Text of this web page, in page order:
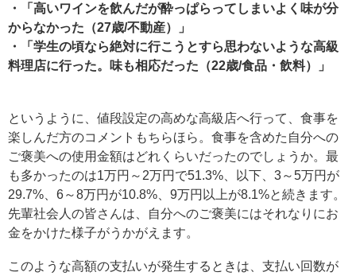
・「高いワインを飲んだが酔っぱらってしまいよく味が分
からなかった（27歳/不動産）」
・「学生の頃なら絶対に行こうとすら思わないような高級
料理店に行った。味も相応だった（22歳/食品・飲料）」
というように、値段設定の高めな高級店へ行って、食事を
楽しんだ方のコメントもちらほら。食事を含めた自分への
ご褒美への使用金額はどれくらいだったのでしょうか。最
も多かったのは1万円～2万円で51.3%、以下、3～5万円が
29.7%、6～8万円が10.8%、9万円以上が8.1%と続きます。
先輩社会人の皆さんは、自分へのご褒美にはそれなりにお
金をかけた様子がうかがえます。
このような高額の支払いが発生するときは、支払い回数が